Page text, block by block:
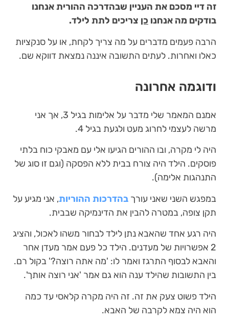
זה דיי מסכם את העניין שבהדרכה ההורית אנחנו
בודקים מה אנחנו כן צריכים לתת לילד.
הרבה פעמים מדברים על מה צריך לקחת, או על סנקציות
כאלו ואחרות. לעתים התשובה איננה נמצאת דווקא שם.
ודוגמה אחרונה
אמנם המאמר שלי מדבר על אלימות בגיל 3, אך אני
מרשה לעצמי לחרוג מעט ולגעת בגיל 4.
היה לי מקרה, ובו ההורים הגיעו אלי עם מאבקי כוח בלתי
פוסקים. הילד היה צורח בבית ללא הפסקה (וגם זו סוג של
התנהגות אלימה).
במפגש השני שאני עורך בהדרכות ההוריות, אני מגיע על
תקן צופה, במטרה להבין את הדינמיקה שבבית.
היה רגע אחד שהאבא נתן לילד לבחור משהו לאכול, והציג
2 אפשרויות של מעדנים. הילד כל פעם אמר מעדן אחר
והאבא לבסוף התרגז ואמר לו: 'מה אתה רוצה?' בקול רם.
בין התשובות שהילד ענה הוא גם אמר 'אני רוצה אותך'.
הילד פשוט צעק את זה. זה היה מקרה קלאסי עד כמה
הוא היה צמא לקרבה של האבא.